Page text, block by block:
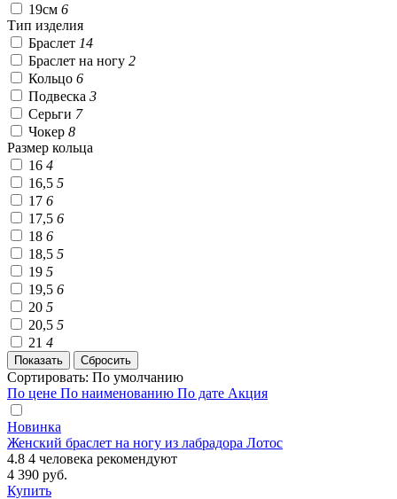
19см 6
Тип изделия
Браслет 14
Браслет на ногу 2
Кольцо 6
Подвеска 3
Серьги 7
Чокер 8
Размер кольца
16 4
16,5 5
17 6
17,5 6
18 6
18,5 5
19 5
19,5 6
20 5
20,5 5
21 4
Сортировать: По умолчанию
По цене По наименованию По дате Акция
Новинка
Женский браслет на ногу из лабрадора Лотос
4.8 4 человека рекомендуют
4 390 руб.
Купить